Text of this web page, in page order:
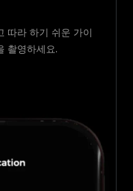
따라 하기 쉬운 가이
촬영하세요.